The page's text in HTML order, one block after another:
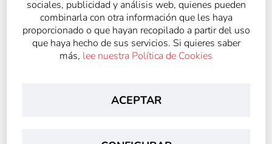
EDUCAR PARA SER
sociales, publicidad y análisis web, quienes pueden
combinarla con otra información que les haya
proporcionado o que hayan recopilado a partir del uso
que haya hecho de sus servicios. Si quieres saber
más, lee nuestra Política de Cookies
ACEPTAR